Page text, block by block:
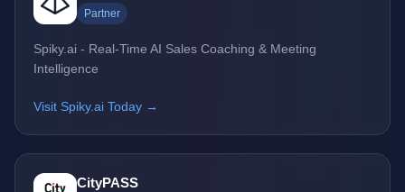
Partner
Spiky.ai - Real-Time AI Sales Coaching & Meeting
Intelligence
Visit Spiky.ai Today →
CityPASS